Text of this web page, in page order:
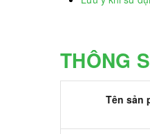
THÔNG
Tên sản